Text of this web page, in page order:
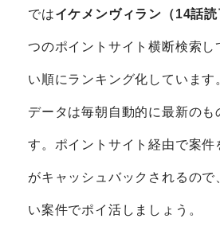
ではイケメンヴィラン（14話
つのポイントサイト横断検索し
い順にランキング化しています
データは毎朝自動的に最新のも
す。ポイントサイト経由で案件
がキャッシュバックされるので
い案件でポイ活しましょう。